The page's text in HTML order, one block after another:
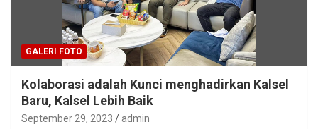
GALERI FOTO
Kolaborasi adalah Kunci menghadirkan Kalsel
Baru, Kalsel Lebih Baik
September 29, 2023 admin